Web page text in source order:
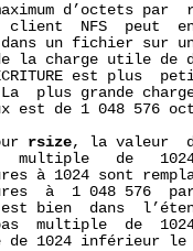
d’octets par
client  NFS  peut
un fichier sur
la charge utile de
est plus
plus grande
est de 1 048 576
rsize, la valeur
multiple   de
à 1024 sont
à  1 048 576
bien  dans
multiple  de
de 1024 inférieur le